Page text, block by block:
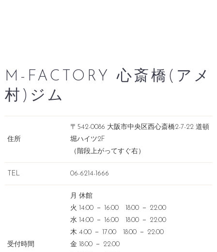
M-FACTORY 心斎橋(アメ
村)ジム
住所
〒542-0086 大阪市中央区西心斎橋2-7-22 道頓
堀ハイツ2F
（階段上がってすぐ右）
TEL 06-6214-1666
受付時間
月 休館
火 14:00 － 16:00 18:00 － 22:00
水 14:00 － 16:00 18:00 － 22:00
木 4:00 － 17:00 18:00 － 22:00
金 18:00 － 22:00